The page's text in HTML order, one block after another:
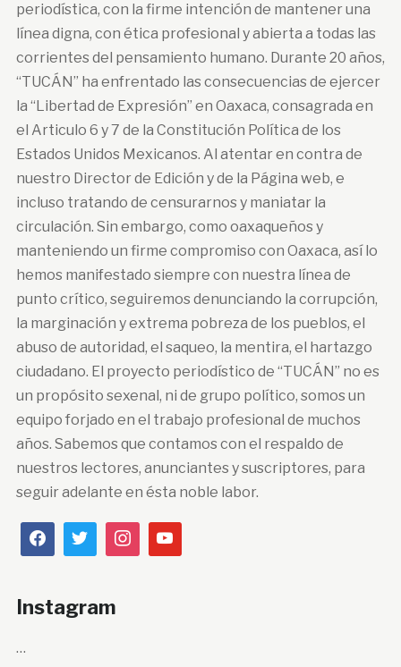
periodística, con la firme intención de mantener una
línea digna, con ética profesional y abierta a todas las
corrientes del pensamiento humano. Durante 20 años,
“TUCÁN” ha enfrentado las consecuencias de ejercer
la “Libertad de Expresión” en Oaxaca, consagrada en
el Articulo 6 y 7 de la Constitución Política de los
Estados Unidos Mexicanos. Al atentar en contra de
nuestro Director de Edición y de la Página web, e
incluso tratando de censurarnos y maniatar la
circulación. Sin embargo, como oaxaqueños y
manteniendo un firme compromiso con Oaxaca, así lo
hemos manifestado siempre con nuestra línea de
punto crítico, seguiremos denunciando la corrupción,
la marginación y extrema pobreza de los pueblos, el
abuso de autoridad, el saqueo, la mentira, el hartazgo
ciudadano. El proyecto periodístico de “TUCÁN” no es
un propósito sexenal, ni de grupo político, somos un
equipo forjado en el trabajo profesional de muchos
años. Sabemos que contamos con el respaldo de
nuestros lectores, anunciantes y suscriptores, para
seguir adelante en ésta noble labor.
Instagram
…